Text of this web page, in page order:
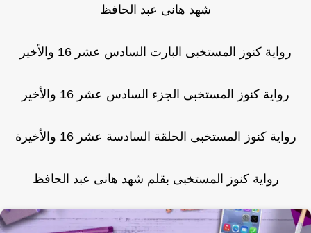
شهد هانى عبد الحافظ
رواية كنوز المستخبى البارت السادس عشر 16 والأخير
رواية كنوز المستخبى الجزء السادس عشر 16 والأخير
رواية كنوز المستخبى الحلقة السادسة عشر 16 والأخيرة
رواية كنوز المستخبى بقلم شهد هانى عبد الحافظ